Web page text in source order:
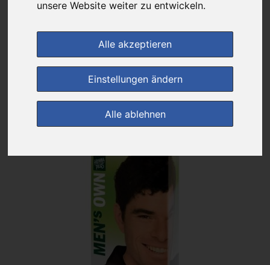
unsere Website weiter zu entwickeln.
Alle akzeptieren
Einstellungen ändern
Alle ablehnen
(0) Jetzt bewerten!
zur Startseite
Preisalarm